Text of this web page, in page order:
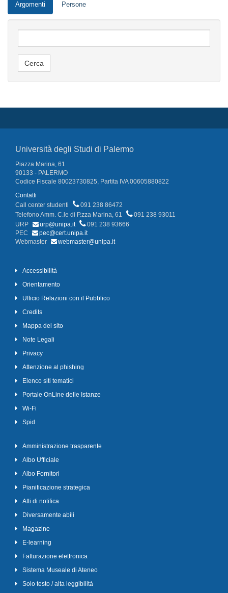
Argomenti Persone
Università degli Studi di Palermo
Piazza Marina, 61
90133 - PALERMO
Codice Fiscale 80023730825, Partita IVA 00605880822
Contatti
Call center studenti
091 238 86472
Telefono Amm. C.le di P.zza Marina, 61
091 238 93011
URP
urp@unipa.it
091 238 93666
PEC
pec@cert.unipa.it
Webmaster
webmaster@unipa.it
Accessibilità
Orientamento
Ufficio Relazioni con il Pubblico
Credits
Mappa del sito
Note Legali
Privacy
Attenzione al phishing
Elenco siti tematici
Portale OnLine delle Istanze
Wi-Fi
Spid
Amministrazione trasparente
Albo Ufficiale
Albo Fornitori
Pianificazione strategica
Atti di notifica
Diversamente abili
Magazine
E-learning
Fatturazione elettronica
Sistema Museale di Ateneo
Solo testo / alta leggibilità